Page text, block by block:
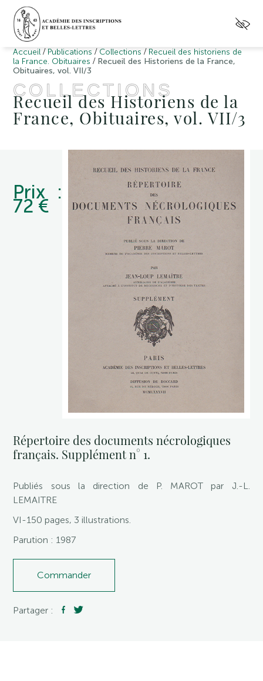
Accueil / Publications / Collections / Recueil des historiens de
la France. Obituaires / Recueil des Historiens de la France,
Obituaires, vol. VII/3
COLLECTIONS
Recueil des Historiens de la
France, Obituaires, vol. VII/3
Prix :
72 €
Répertoire des documents nécrologiques
français. Supplément n° 1.
Publiés sous la direction de P. MAROT par J.-L.
LEMAITRE
VI-150 pages, 3 illustrations.
Parution : 1987
Commander
Partager :